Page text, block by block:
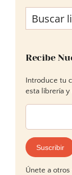
Recibe
Introduce tu
esta librería
Dirección
correo
electrónico:
Suscribir
Únete a